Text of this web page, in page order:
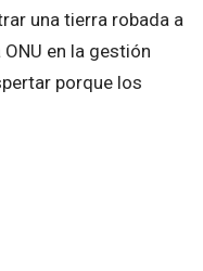
una tierra robada a
en la gestión
porque los